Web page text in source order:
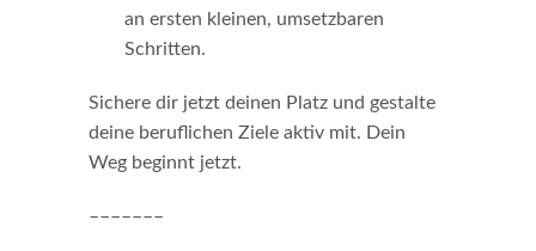
an ersten kleinen, umsetzbaren
Schritten.
Sichere dir jetzt deinen Platz und gestalte
deine beruflichen Ziele aktiv mit. Dein
Weg beginnt jetzt.
–––––––